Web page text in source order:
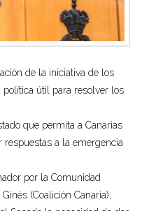
de la iniciativa de los
política útil para resolver los
que permita a Canarias
a la emergencia
por la Comunidad
(Coalición Canaria),